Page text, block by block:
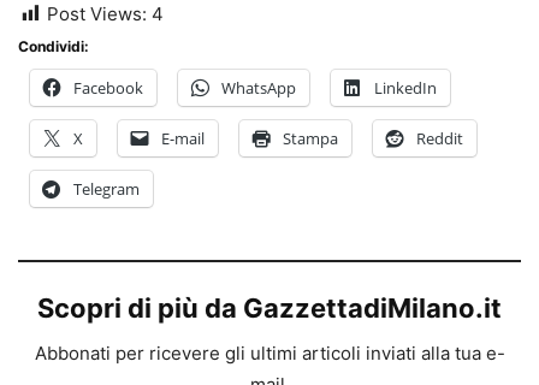
Post Views: 4
Condividi:
Facebook WhatsApp LinkedIn
X E-mail Stampa Reddit
Telegram
Scopri di più da GazzettadiMilano.it
Abbonati per ricevere gli ultimi articoli inviati alla tua e-